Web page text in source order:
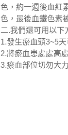
色，約一週後血紅
色，最後血鐵色素
二.我們還可用以下
1.發生瘀血頭3~5
2.將瘀血患處處高
3.瘀血部位切勿大